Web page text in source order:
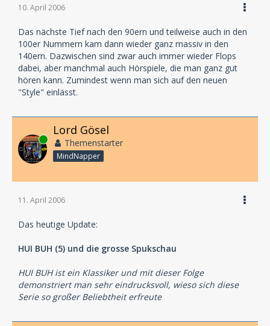
10. April 2006
Das nächste Tief nach den 90ern und teilweise auch in den
100er Nummern kam dann wieder ganz massiv in den
140ern. Dazwischen sind zwar auch immer wieder Flops
dabei, aber manchmal auch Hörspiele, die man ganz gut
hören kann. Zumindest wenn man sich auf den neuen
"Style" einlässt.
Online
Lord Gösel
Themenstarter
MindNapper
11. April 2006
Das heutige Update:
HUI BUH (5) und die grosse Spukschau
HUI BUH ist ein Klassiker und mit dieser Folge
demonstriert man sehr eindrucksvoll, wieso sich diese
Serie so großer Beliebtheit erfreute